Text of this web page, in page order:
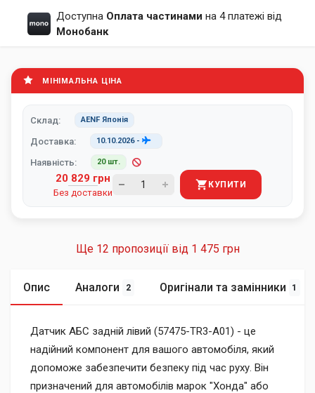
Доступна Оплата частинами на 4 платежі від
Монобанк
МІНІМАЛЬНА ЦІНА
Склад: AENF Японія
Доставка: 10.10.2026-
Наявність: 20 шт.
20 829 грн
Без доставки
КУПИТИ
Ще 12 пропозиції від 1 475 грн
Опис Аналоги 2 Оригінали та замінники 1
Датчик АБС задній лівий (57475-TR3-A01) - це
надійний компонент для вашого автомобіля, який
допоможе забезпечити безпеку під час руху. Він
призначений для автомобілів марок "Хонда" або